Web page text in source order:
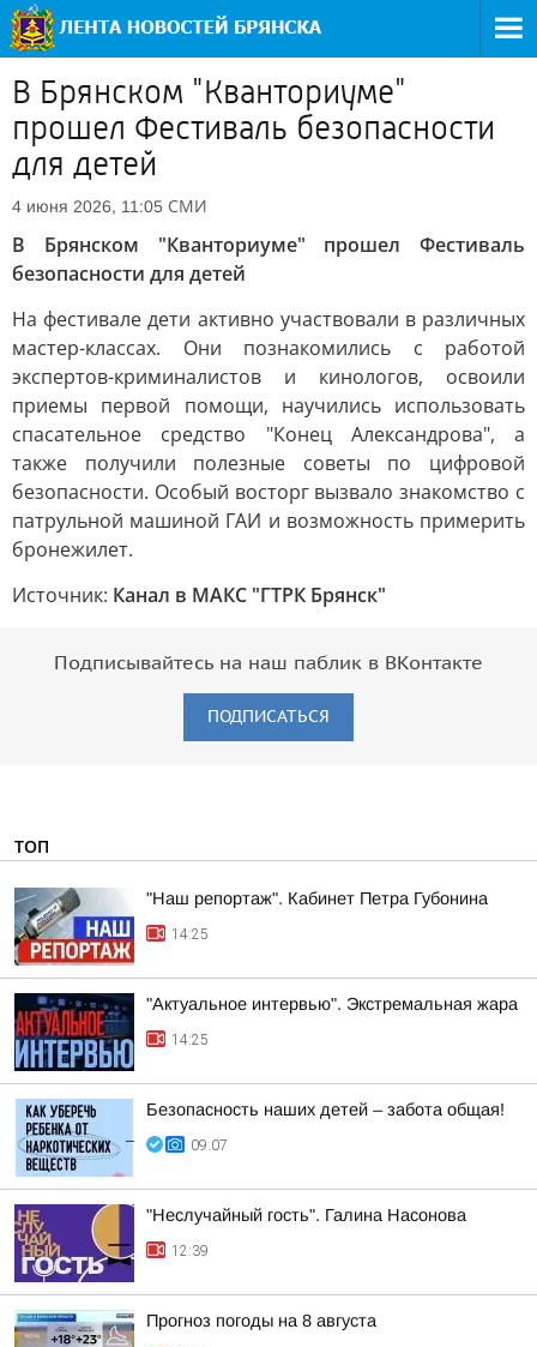
В Брянском "Кванториуме"
прошел Фестиваль безопасности
для детей
4 июня 2026, 11:05 СМИ
В Брянском "Кванториуме" прошел Фестиваль
безопасности для детей
На фестивале дети активно участвовали в различных
мастер-классах. Они познакомились с работой
экспертов-криминалистов и кинологов, освоили
приемы первой помощи, научились использовать
спасательное средство "Конец Александрова", а
также получили полезные советы по цифровой
безопасности. Особый восторг вызвало знакомство с
патрульной машиной ГАИ и возможность примерить
бронежилет.
Источник: Канал в МАКС "ГТРК Брянск"
Подписывайтесь на наш паблик в ВКонтакте
ПОДПИСАТЬСЯ
ТОП
"Наш репортаж". Кабинет Петра Губонина
14:25
"Актуальное интервью". Экстремальная жара
14:25
Безопасность наших детей – забота общая!
09:07
"Неслучайный гость". Галина Насонова
12:39
Прогноз погоды на 8 августа